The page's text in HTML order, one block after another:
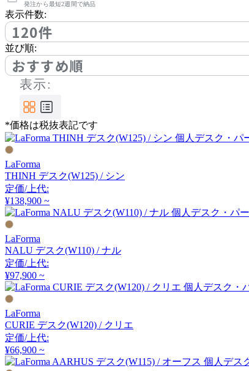
FIEL
フィール
FIS
エフアイエス
FRONT PAGE NEWS
フロント・ページ・ニュ
ース
GUBI
グビ
HAY
ヘイ
発注から最短2週間で納品
表示件数:
120件
並び順:
おすすめ順
表示:
*価格は税抜表記です
LaForma
THINH デスク(W125) / シン
定価/上代:
¥138,900 ~
LaForma
NALU デスク(W110) / ナル
定価/上代:
¥97,900 ~
LaForma
CURIE デスク(W120) / クリエ
定価/上代:
¥66,900 ~